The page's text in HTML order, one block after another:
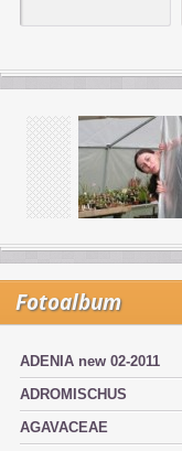
Fotoalbum
ADENIA new 02-2011
ADROMISCHUS
AGAVACEAE